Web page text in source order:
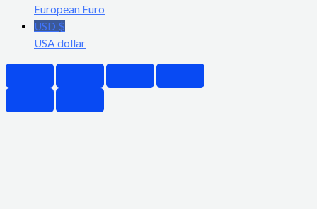
European Euro
USD $
USA dollar